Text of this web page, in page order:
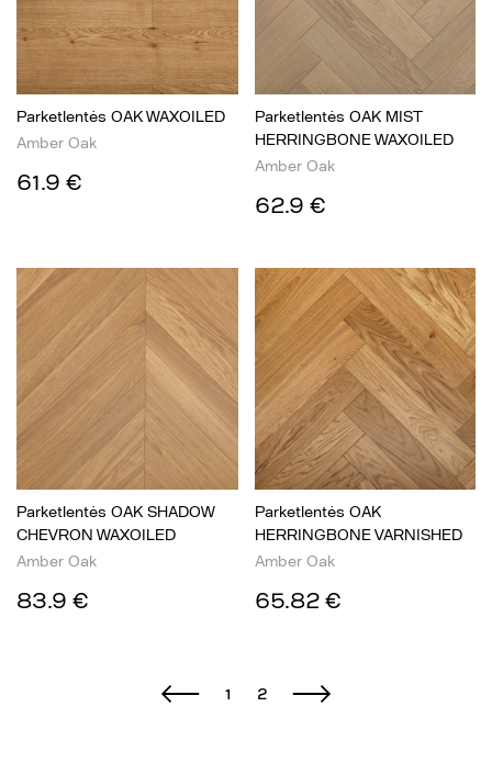
Parketlentės OAK WAXOILED
Amber Oak
61.9 €
Parketlentės OAK MIST
HERRINGBONE WAXOILED
Amber Oak
62.9 €
Parketlentės OAK SHADOW
CHEVRON WAXOILED
Amber Oak
83.9 €
Parketlentės OAK
HERRINGBONE VARNISHED
Amber Oak
65.82 €
1 2